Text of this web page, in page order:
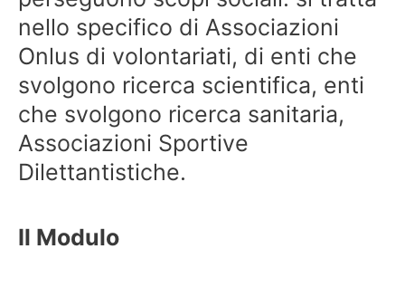
nello specifico di Associazioni
Onlus di volontariati, di enti che
svolgono ricerca scientifica, enti
che svolgono ricerca sanitaria,
Associazioni Sportive
Dilettantistiche.
Il Modulo